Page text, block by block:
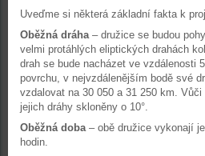
Uveďme si některá základní fakta k
Oběžná dráha – družice se budou
velmi protáhlých eliptických drahách
drah se bude nacházet ve vzdálenosti
povrchu, v nejvzdálenějším bodě své
vzdalovat na 30 050 a 31 250 km.
jejich dráhy skloněny o 10°.
Oběžná doba – obě družice vykonají
hodin.